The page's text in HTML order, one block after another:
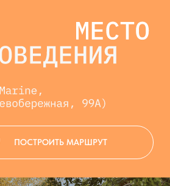
ПОСТРОИТЬ МАРШРУТ